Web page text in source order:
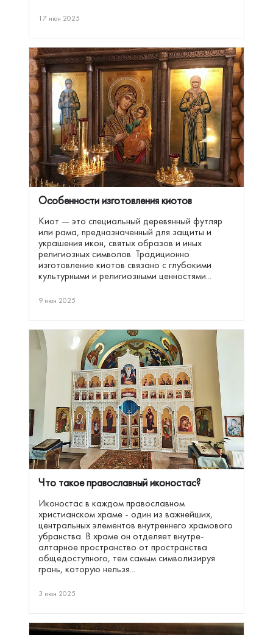
17 июн 2025
Особенности изготовления киотов
Киот — это специальный деревянный футляр
или рама, предназначенный для защиты и
украшения икон, святых образов и иных
религиозных символов. Традиционно
изготовление киотов связано с глубокими
культурными и религиозными ценностями...
9 июн 2025
Что такое православный иконостас?
Иконостас в каждом православном
христианском храме - один из важнейших,
центральных элементов внутреннего храмового
убранства. В храме он отделяет внутре-
алтарное пространство от пространства
общедоступного, тем самым символизируя
грань, которую нельзя...
3 июн 2025